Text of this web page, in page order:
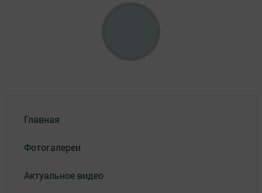
Главная
Фотогалереи
Актуальное видео